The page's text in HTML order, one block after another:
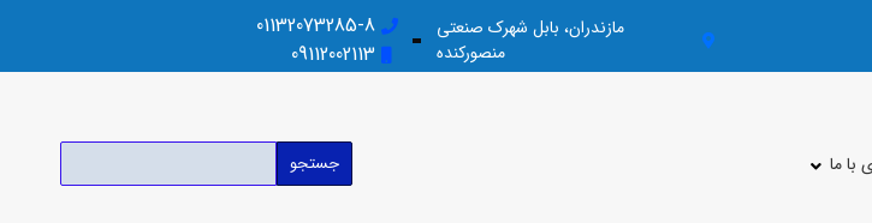
مازندران، بابل شهرک صنعتی
منصورکنده
01132073285-8
09112002113
با ما جستجو